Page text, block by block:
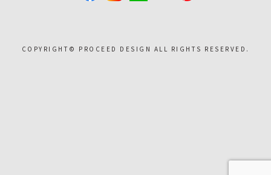
COPYRIGHT©︎ PROCEED DESIGN ALL RIGHTS RESERVED.